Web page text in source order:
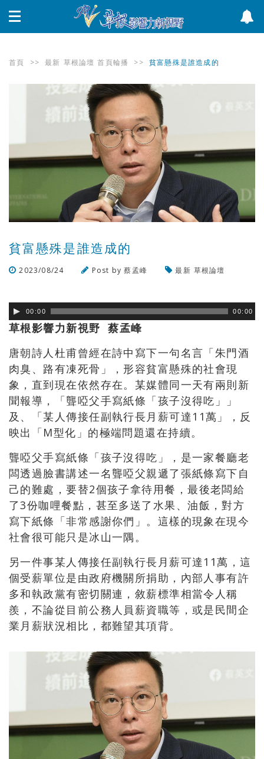
首頁 >> 最新 草根論壇 首頁輪播 >> 貧富懸殊是誰造成的
貧富懸殊是誰造成的
2023/08/24 Post by蔡孟峰 最新 草根論壇
00:00 00:00
草根影響力新視野 蔡孟峰
唐朝詩人杜甫曾經在詩中寫下一句名言「朱門酒
肉臭、路有凍死骨」
，形容貧富懸殊的社會現
象，直到現在依然存在。某媒體同一天有兩則新
聞報導，「聾啞父手寫紙條「孩子沒得吃」」
及、「某人傳接任副執行長月薪可達 11萬」，反
映出「M型化」 的極端問題還在持續。
聾啞父手寫紙條「孩子沒得吃」，是一家餐廳老
闆透過臉書講述一名聾啞父親遞了張紙條寫下自
己的難處，要替2個孩子拿待用餐，最後老闆給
了3份咖哩餐點，甚至多送了水果、油飯，對方
寫下紙條「非常感謝你們」。這樣的現象在現今
社會很可能只是冰山一隅。
另一件事某人傳接任副執行長月薪可達 11萬，這
個受薪單位是由政府機關所捐助，內部人事有許
多和執政黨有密切關連，敘薪標準相當令人稱
羨，不論從目前公務人員薪資職等，或是民間企
業月薪狀況相比，都難望其項背。